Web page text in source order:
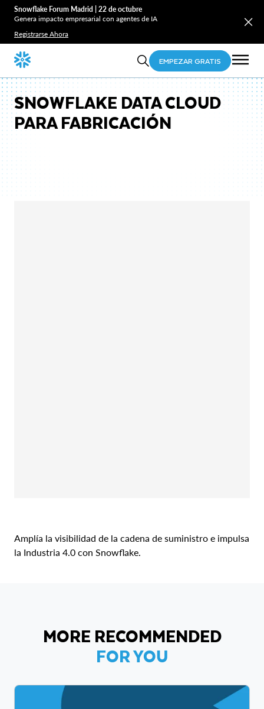
Snowflake Forum Madrid | 22 de octubre
Genera impacto empresarial con agentes de IA
Registrarse Ahora
EMPEZAR GRATIS
SNOWFLAKE DATA CLOUD
PARA FABRICACIÓN
Amplía la visibilidad de la cadena de suministro e impulsa
la Industria 4.0 con Snowflake.
MORE RECOMMENDED
FOR YOU